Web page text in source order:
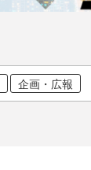
企画・広報